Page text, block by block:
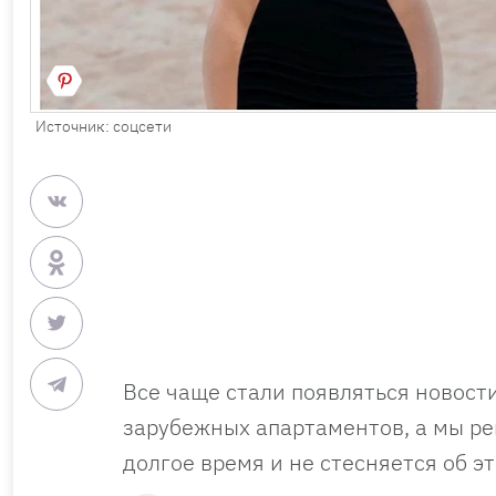
Источник: соцсети
Все чаще стали появляться
зарубежных апартаментов, а мы
долгое время и не стесняется об